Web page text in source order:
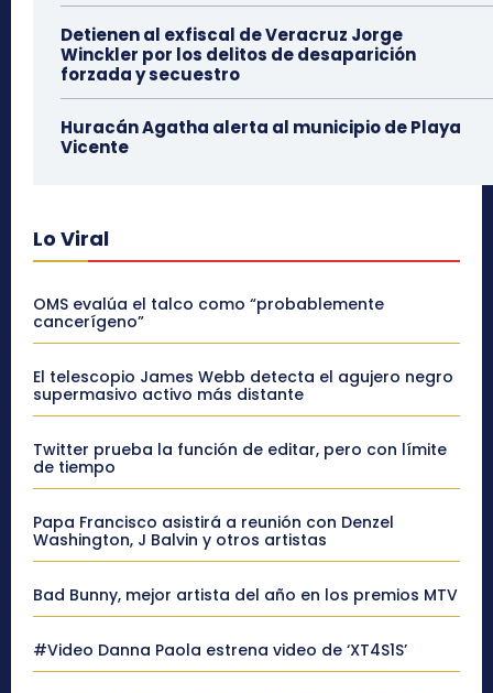
Detienen al exfiscal de Veracruz Jorge
Winckler por los delitos de desaparición
forzada y secuestro
Huracán Agatha alerta al municipio de Playa
Vicente
Lo Viral
OMS evalúa el talco como “probablemente
cancerígeno”
El telescopio James Webb detecta el agujero negro
supermasivo activo más distante
Twitter prueba la función de editar, pero con límite
de tiempo
Papa Francisco asistirá a reunión con Denzel
Washington, J Balvin y otros artistas
Bad Bunny, mejor artista del año en los premios MTV
#Video Danna Paola estrena video de ‘XT4S1S’